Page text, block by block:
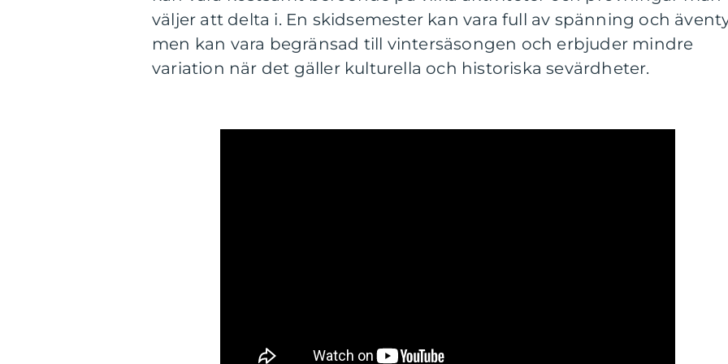
väljer att delta i. En skidsemester kan vara full av spänning och
men kan vara begränsad till vintersäsongen och erbjuder mindre
variation när det gäller kulturella och historiska sevärdheter.